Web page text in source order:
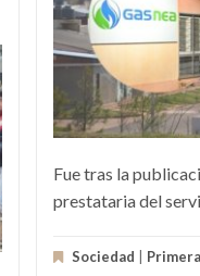
Fue tras la
prestataria del
Sociedad